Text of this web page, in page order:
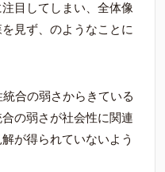
目してしまい、全体像
見ず、のようなことに
合の弱さからきている
の弱さが社会性に関連
が得られていないよう